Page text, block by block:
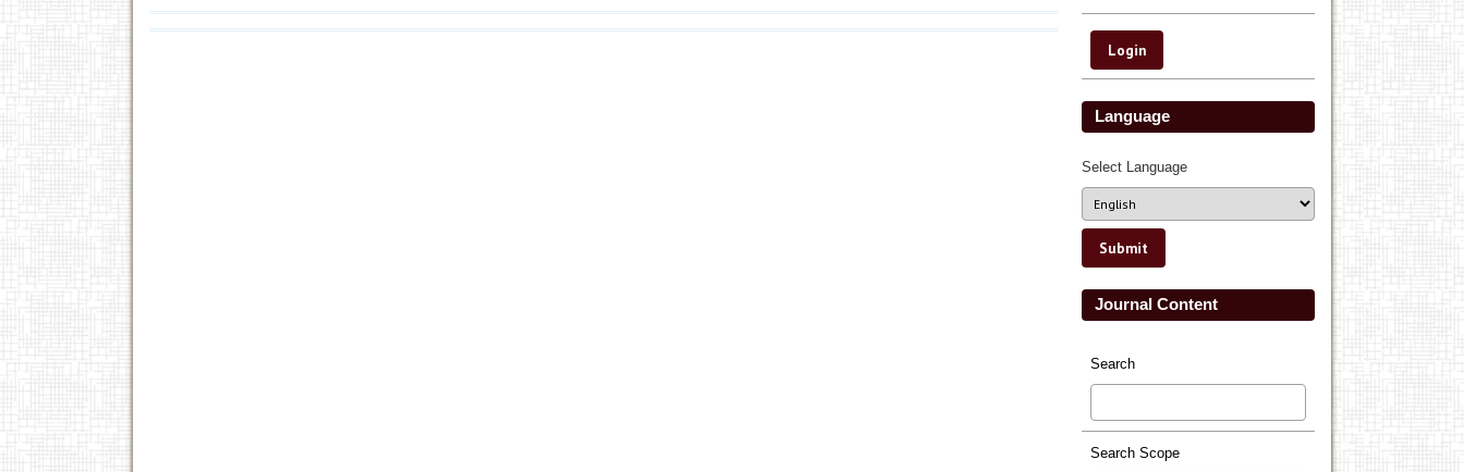
Language
Select Language
Journal Content
Search
Search Scope